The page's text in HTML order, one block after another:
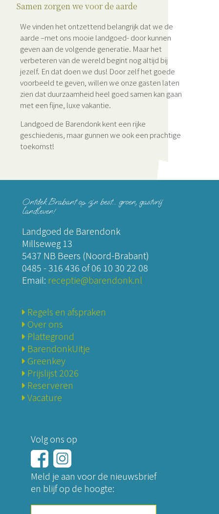
Samen zorgen we voor de aarde
We vinden het ontzettend belangrijk dat we de
aarde –met ons mooie landgoed- door kunnen
geven aan de volgende generatie. Maar het
verbeteren van de wereld begint nog altijd bij
jezelf. En dat doen we dus! Door zelf het goede
voorbeeld te geven, willen we onze gasten laten
zien dat duurzaamheid heel goed samen kan gaan
met een fijne, luxe vakantie.
Landgoed de Barendonk kent een rijke
geschiedenis, maar gunnen we ook een prachtige
toekomst!
Ontdek Brabant op z´n best... groen, gastvrij
landleven!
Landgoed de Barendonk
Millseweg 13
5437 NB Beers (Noord-Brabant)
0485 - 316 436 of06 10 30 22 08
Email: receptie@barendonk.nl
Regels en afspraken
Over ons
Plattegrond
BarendonkUitje
Greenkey
Prijslijst 2026
Reserveren
Vacature
Volg ons op
Meld je aan voor de nieuwsbrief
en blijf op de hoogte: